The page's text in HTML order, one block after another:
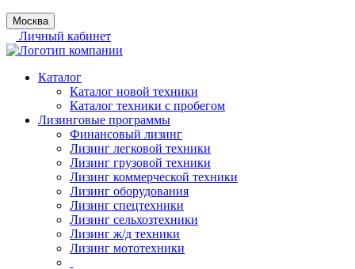
Москва
Личный кабинет
Каталог
Каталог новой техники
Каталог техники с пробегом
Лизинговые программы
Финансовый лизинг
Лизинг легковой техники
Лизинг грузовой техники
Лизинг коммерческой техники
Лизинг оборудования
Лизинг спецтехники
Лизинг сельхозтехники
Лизинг ж/д техники
Лизинг мототехники